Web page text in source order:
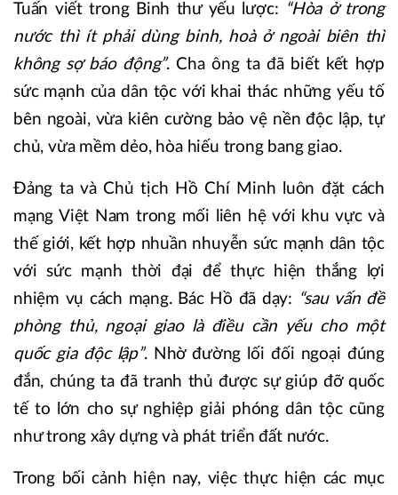
Tuấn viết trong Binh thư yếu lược: “Hòa ở trong
nước thì ít phải dùng binh, hoà ở ngoài biên thì
không sợ báo động”. Cha ông ta đã biết kết hợp
sức mạnh của dân tộc với khai thác những yếu tố
bên ngoài, vừa kiên cường bảo vệ nền độc lập, tự
chủ, vừa mềm dẻo, hòa hiếu trong bang giao.
Đảng ta và Chủ tịch Hồ Chí Minh luôn đặt cách
mạng Việt Nam trong mối liên hệ với khu vực và
thế giới, kết hợp nhuần nhuyễn sức mạnh dân tộc
với sức mạnh thời đại để thực hiện thắng lợi
nhiệm vụ cách mạng. Bác Hồ đã dạy: “sau vấn đề
phòng thủ, ngoại giao là điều cần yếu cho một
quốc gia độc lập”. Nhờ đường lối đối ngoại đúng
đắn, chúng ta đã tranh thủ được sự giúp đỡ quốc
tế to lớn cho sự nghiệp giải phóng dân tộc cũng
như trong xây dựng và phát triển đất nước.
Trong bối cảnh hiện nay, việc thực hiện các mục